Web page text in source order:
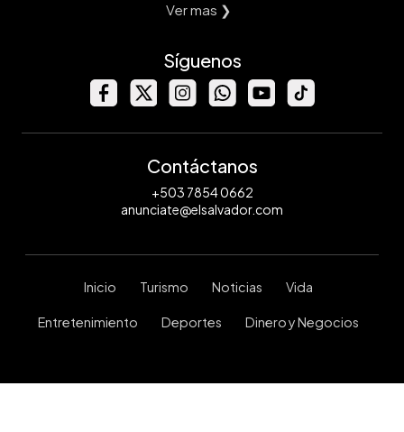
Ver mas ❯
Síguenos
Contáctanos
+503 7854 0662
anunciate@elsalvador.com
Inicio Turismo Noticias Vida
Entretenimiento Deportes Dinero y Negocios